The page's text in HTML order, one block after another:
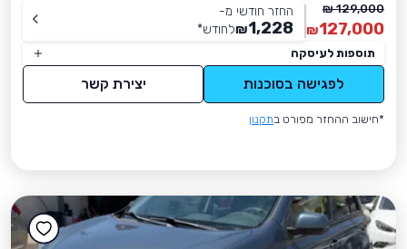
129,000 ₪
127,000
₪
החזר חודשי מ-
1,228
₪לחודש*
תוספות לעיסקה
לפגישה בסוכנות יצירת קשר
*חישוב ההחזר מפורט בתקנון